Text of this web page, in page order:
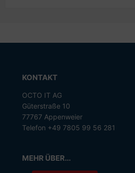
KONTAKT
OCTO IT AG
Güterstraße 10
77767 Appenweier
Telefon +49 7805 99 56 281
MEHR ÜBER...